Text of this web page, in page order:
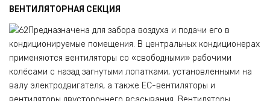
ВЕНТИЛЯТОРНАЯ СЕКЦИЯ
Предназначена для забора воздуха и подачи его в
кондиционируемые помещения. В центральных кондиционерах
применяются вентиляторы со «свободными» рабочими
колёсами с назад загнутыми лопатками, установленными на
валу электродвигателя, а также ЕС-вентиляторы и